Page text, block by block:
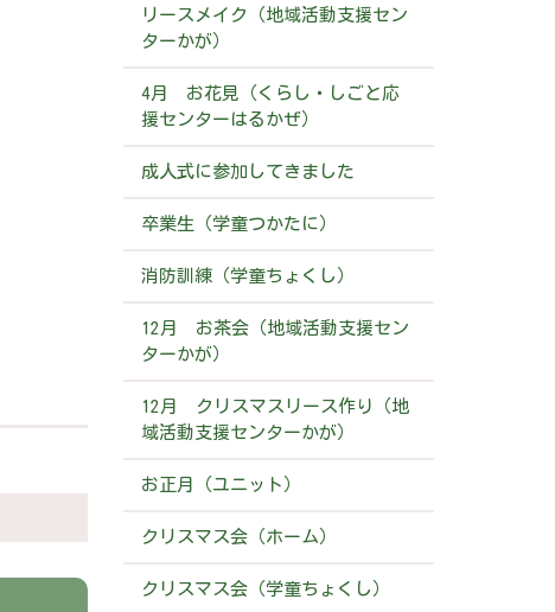
リースメイク（地域活動支援セン
ターかが）
4月 お花見（くらし・しごと応
援センターはるかぜ）
成人式に参加してきました
卒業生（学童つかたに）
消防訓練（学童ちょくし）
12月 お茶会（地域活動支援セン
ターかが）
12月 クリスマスリース作り（地
域活動支援センターかが）
お正月（ユニット）
クリスマス会（ホーム）
クリスマス会（学童ちょくし）